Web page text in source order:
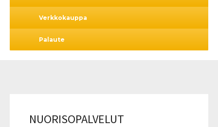
Verkkokauppa
Palaute
NUORISOPALVELUT